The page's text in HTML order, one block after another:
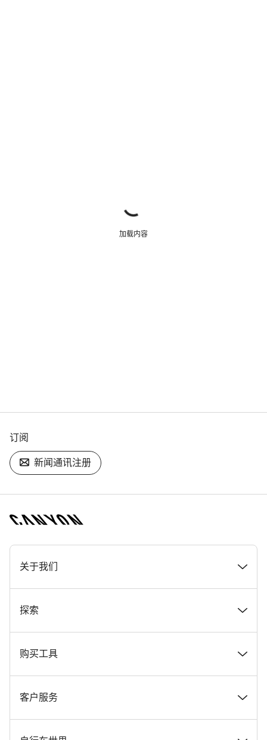
加载内容
订阅
新闻通讯注册
[footer.linksList.title]
关于我们
奖项
在 Canyon 工作
Canyon 新闻发布室
探索
新闻和故事
提示和建议
购买工具
找到您梦寐以求的 Canyon 自行车
客户服务